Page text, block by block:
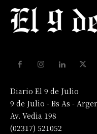
Diario El 9 de Julio
9 de Julio - Bs As -
Av. Vedia 198
(02317) 521052